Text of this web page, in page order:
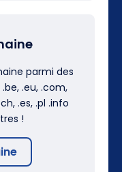
parmi des
.eu, .com,
.es, .pl .info
!